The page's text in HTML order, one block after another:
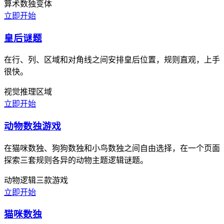
算术数独变体
立即开始
皇后谜题
在行、列、区域和对角线之间安排皇后位置，规则直观，上手
很快。
视觉推理 区域
立即开始
动物数独游戏
在猫咪数独、狗狗数独和小鸟数独之间自由选择，在一个页面
探索三套规则各异的动物主题逻辑谜题。
动物逻辑三款游戏
立即开始
猫咪数独